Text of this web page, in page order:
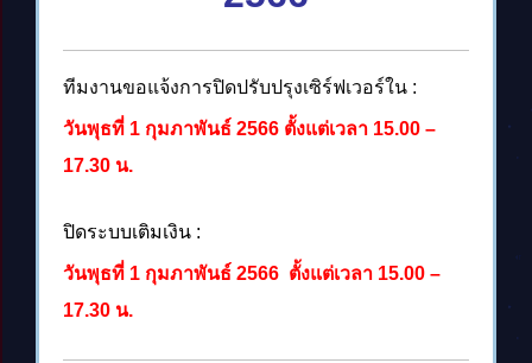
ทีมงานขอแจ้งการปิดปรับปรุงเซิร์ฟเวอร์ใน :
วันพุธที่ 1 กุมภาพันธ์ 2566 ตั้งแต่เวลา 15.00 –
17.30 น.
ปิดระบบเติมเงิน :
วันพุธที่ 1 กุมภาพันธ์ 2566 ตั้งแต่เวลา 15.00 –
17.30 น.